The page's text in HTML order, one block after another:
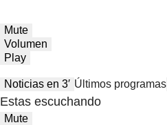
Mute
Volumen
Play
Noticias en 3′ Últimos programas
Estas escuchando
Mute